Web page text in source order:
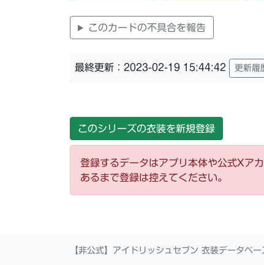
このカードの不具合を報告
最終更新：2023-02-19 15:44:42 更新履
このシリーズの衣装を新規登録
登録するデータはアプリ本体や公式Xア
あるまで登録は控えてください。
【非公式】アイドリッシュセブン 衣装データベ